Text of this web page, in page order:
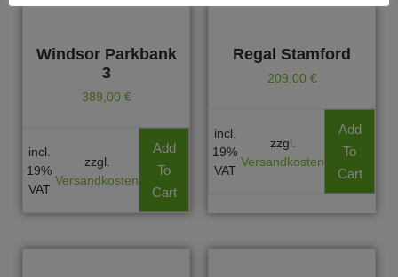
Windsor Parkbank
3
389,00 €
incl.
19%
VAT
zzgl.
Versandkosten
Add
To
Cart
Regal Stamford
209,00 €
incl.
19%
VAT
zzgl.
Versandkosten
Add
To
Cart